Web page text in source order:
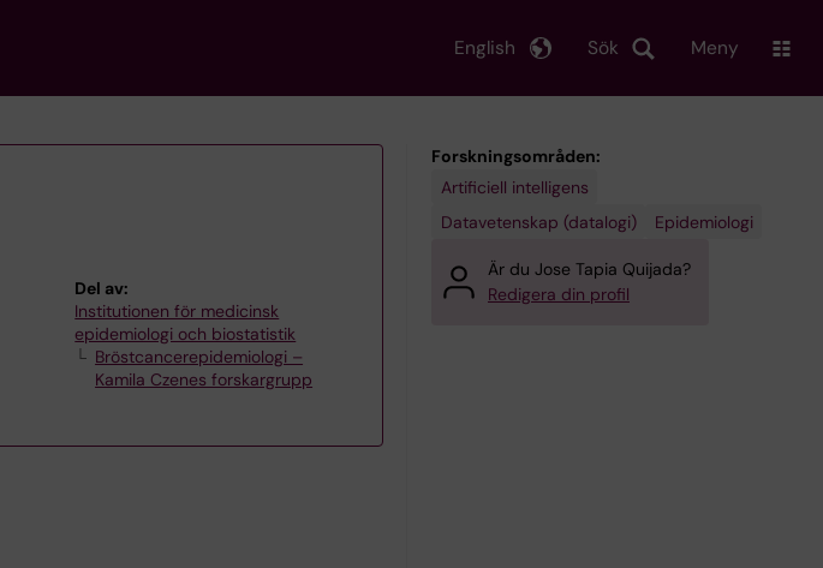
Sök
English Meny
Del av:
Institutionen för medicinsk
epidemiologi och biostatistik
Bröstcancerepidemiologi –
Kamila Czenes forskargrupp
Forskningsområden:
Artificiell intelligens
Datavetenskap (datalogi)
Epidemiologi
Är du Jose Tapia Quijada?
Redigera din profil